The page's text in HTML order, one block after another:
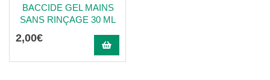
BACCIDE GEL MAINS
SANS RINÇAGE 30 ML
2,00€